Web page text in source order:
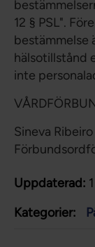
12 § PSL".
bestämmelse
hälsotillstånd
inte
Sineva Ribeiro
Uppdaterad:
Kategorier: